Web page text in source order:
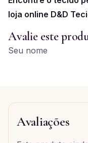
loja online D&D
Avalie este
Seu nome
Avaliações